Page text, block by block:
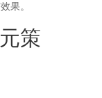
果。
策